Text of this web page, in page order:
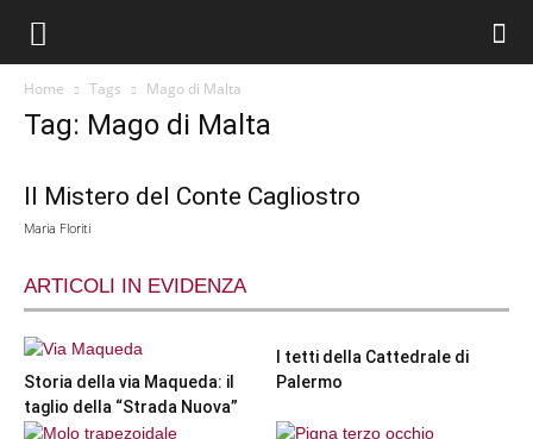
Home Tags Mago di Malta
Tag: Mago di Malta
Il Mistero del Conte Cagliostro
Maria Floriti
ARTICOLI IN EVIDENZA
Storia della via Maqueda: il
taglio della “Strada Nuova”
I tetti della Cattedrale di
Palermo